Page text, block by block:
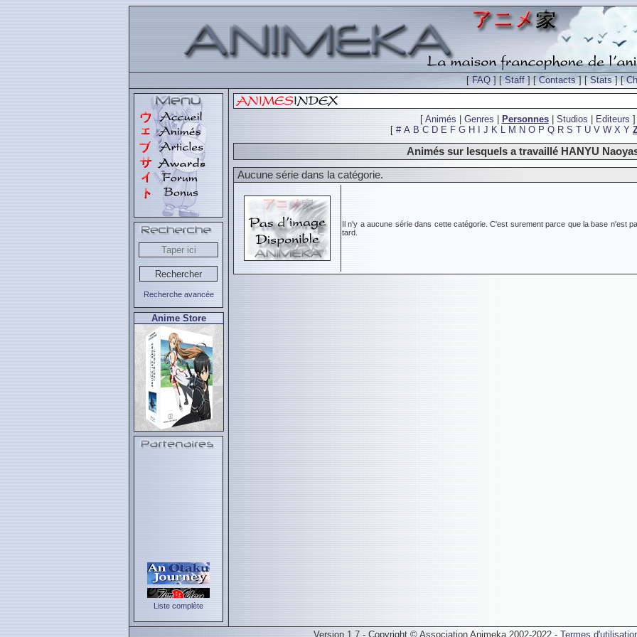
[FAQ ] [Staff ] [Contacts] [Stats] [
Recherche avancée
Anime Store
Liste complète
[ Animés Genres Personnes| Studios Editeurs ]
[ # A B C D E F G H J K L M N O P Q R S T U V W X Y
Animés sur lesquels a travaillé HANYU
Aucune série dans la catégorie.
Il n'y a aucune série dans cette catégorie. C'est surement parce que la base n'est
tard.
Version 1.7 - Copyright © Association Animeka 2002-2022 - Termes